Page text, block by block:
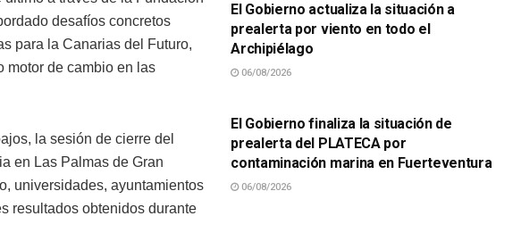
desafíos concretos
para la Canarias del Futuro,
motor de cambio en las
la sesión de cierre del
en Las Palmas de Gran
universidades, ayuntamientos
resultados obtenidos durante
El Gobierno actualiza la situación a
prealerta por viento en todo el
Archipiélago
06/08/2026
El Gobierno finaliza la situación de
prealerta del PLATECA por
contaminación marina en Fuerteventura
06/08/2026